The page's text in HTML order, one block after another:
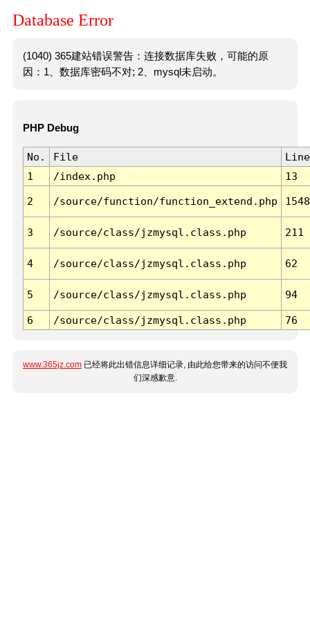
Database Error
(1040) 365建站错误警告：连接数据库失败，可能的原
因：1、数据库密码不对; 2、mysql未启动。
PHP Debug
No. File
Line
1
/index.php 13
2 /source/function/function_extend.php 1548
3 /source/class/jzmysql.class.php 211
4 /source/class/jzmysql.class.php 62
5 /source/class/jzmysql.class.php 94
6 /source/class/jzmysql.class.php 76
www.365jz.com 已经将此出错信息详细记录, 由此给您带来的访问不便我
们深感歉意.